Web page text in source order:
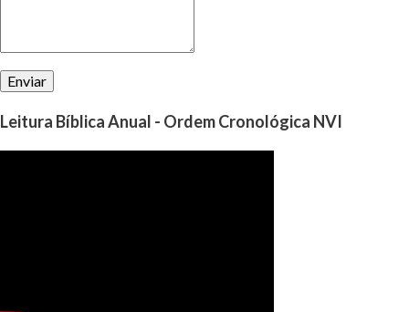
Leitura Bíblica Anual - Ordem Cronológica NVI